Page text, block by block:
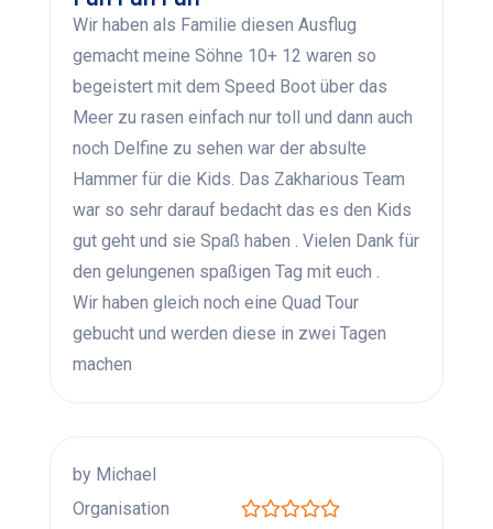
Wir haben als Familie diesen Ausflug
gemacht meine Söhne 10+ 12 waren so
begeistert mit dem Speed Boot über das
Meer zu rasen einfach nur toll und dann auch
noch Delfine zu sehen war der absulte
Hammer für die Kids. Das Zakharious Team
war so sehr darauf bedacht das es den Kids
gut geht und sie Spaß haben . Vielen Dank für
den gelungenen spaßigen Tag mit euch .
Wir haben gleich noch eine Quad Tour
gebucht und werden diese in zwei Tagen
machen
by Michael
Organisation